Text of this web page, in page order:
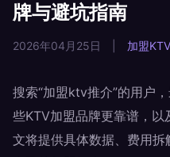
牌与避坑指南
2026年04月25日 加盟KTV
搜索“加盟ktv推介”的用户
些KTV加盟品牌更靠谱，
文将提供具体数据、费用